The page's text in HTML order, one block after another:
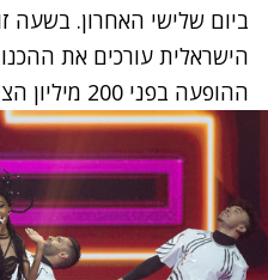
ביום שלישי האחרון. בשעה
הישראלית עורכים את
ההופעה בפני 200 מיליון הצופים באירופה ובאוסטרליה.